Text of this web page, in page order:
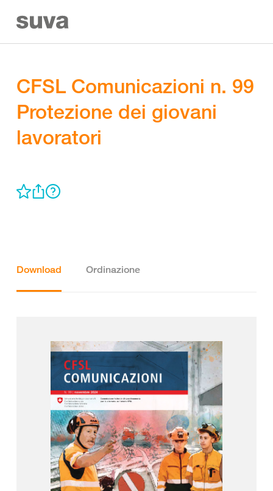
CFSL Comunicazioni n. 99
Protezione dei giovani
lavoratori
Download Ordinazione